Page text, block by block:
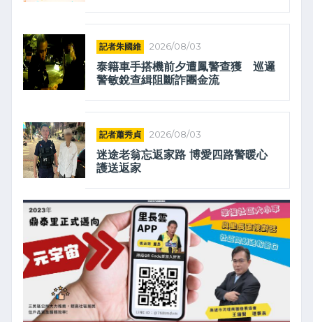
記者朱國維 2026/08/03
泰籍車手搭機前夕遭鳳警查獲 巡邏
警敏銳查緝阻斷詐團金流
記者蕭秀貞 2026/08/03
迷途老翁忘返家路 博愛四路警暖心
護送返家